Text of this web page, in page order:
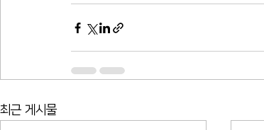
최근 게시물